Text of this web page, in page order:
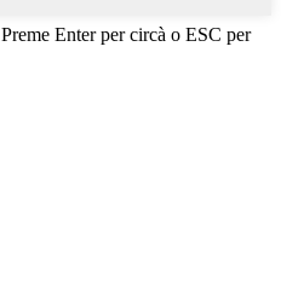
Preme Enter per circà o ESC per